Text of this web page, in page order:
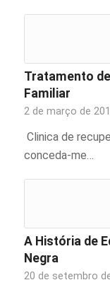
Tratamento
Familiar
2 de março de
Clinica de
conceda-me…
A História de
Negra
20 de setembro